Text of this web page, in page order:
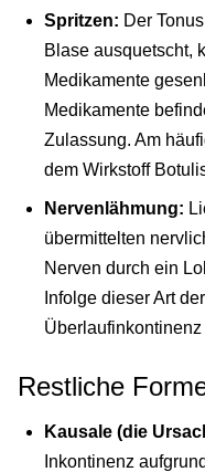
Spritzen: Der
Blase ausquetscht,
Medikamente
Medikamente
Zulassung. Am
dem Wirkstoff
Nervenlähmung:
übermittelten
Nerven durch ein
Infolge dieser Art
Überlaufinkontinenz
Restliche
Kausale (die
Inkontinenz